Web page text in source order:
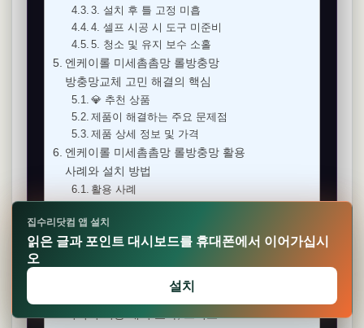
3. 설치 후 틀 고정 미흡
4. 셀프 시공 시 도구 미준비
5. 청소 및 유지 보수 소홀
엔케이롤 미세촘촘망 롤방충망
방충망교체 고민 해결의 핵심
💎 추천 상품
제품이 해결하는 주요 문제점
제품 상세 정보 및 가격
엔케이롤 미세촘촘망 롤방충망 활용
사례와 설치 방법
활용 사례
구매 전후 꼭 알아야 할 사용자 후기와
구매 결정 가이드
구매 시 고려할 점
구매 결정 가이드
집수리닷컴 앱 설치
읽은 글과 포인트 대시보드를 휴대폰에서 이어가십시
오
설치